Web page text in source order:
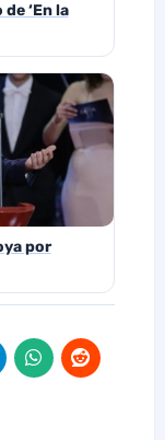
‘En la
por